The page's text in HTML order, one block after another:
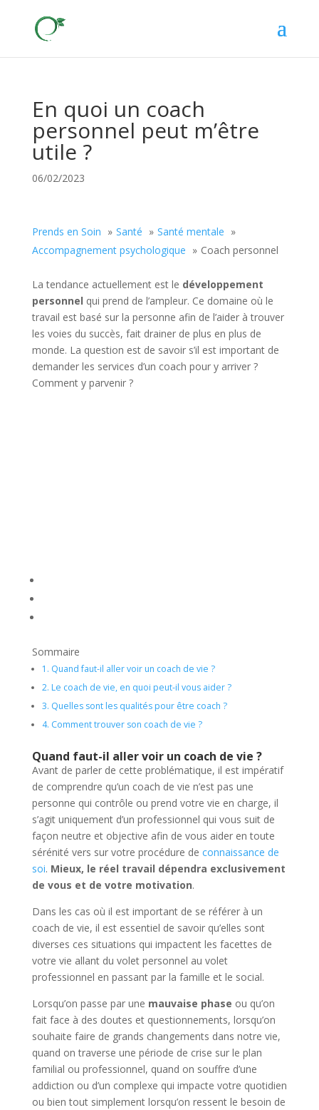
En quoi un coach
personnel peut m’être
utile ?
06/02/2023
Prends en Soin Santé
Santé mentale
Accompagnement psychologique
Coach personnel
La tendance actuellement est le développement
personnel qui prend de l’ampleur. Ce domaine où le
travail est basé sur la personne afin de l’aider à trouver
les voies du succès, fait drainer de plus en plus de
monde. La question est de savoir s’il est important de
demander les services d’un coach pour y arriver ?
Comment y parvenir ?
Sommaire
1. Quand faut-il aller voir un coach de vie ?
2. Le coach de vie, en quoi peut-il vous aider ?
3. Quelles sont les qualités pour être coach ?
4. Comment trouver son coach de vie ?
Quand faut-il aller voirun coach de vie ?
Avant de parler de cette problématique, il est impératif
de comprendre qu’un coach de vie n’est pas une
personne qui contrôle ou prend votre vie en charge, il
s’agit uniquement d’un professionnel qui vous suit de
façon neutre et objective afin de vous aider en toute
sérénité vers sur votre procédure de connaissance de
soi. Mieux, le réel travail dépendra exclusivement
de vous et de votre motivation.
Dans les cas où il est important de se référer à un
coach de vie, il est essentiel de savoir qu’elles sont
diverses ces situations qui impactent les facettes de
votre vie allant du volet personnel au volet
professionnel en passant par la famille et le social.
Lorsqu’on passe par une mauvaise phase ou qu’on
fait face à des doutes et questionnements, lorsqu’on
souhaite faire de grands changements dans notre vie,
quand on traverse une période de crise sur le plan
familial ou professionnel, quand on souffre d’une
addiction ou d’un complexe qui impacte votre quotidien
ou bien tout simplement lorsqu’on ressent le besoin de